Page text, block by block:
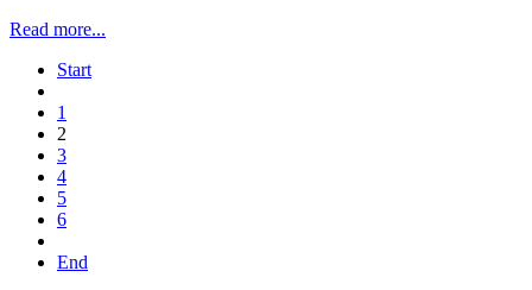
Read more...
Start
1
2
3
4
5
6
End